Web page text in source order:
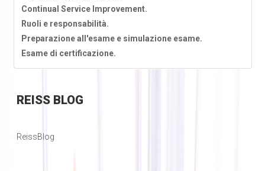
Continual Service Improvement.
Ruoli e responsabilità.
Preparazione all'esame e simulazione esame.
Esame di certificazione.
REISSBLOG
ReissBlog